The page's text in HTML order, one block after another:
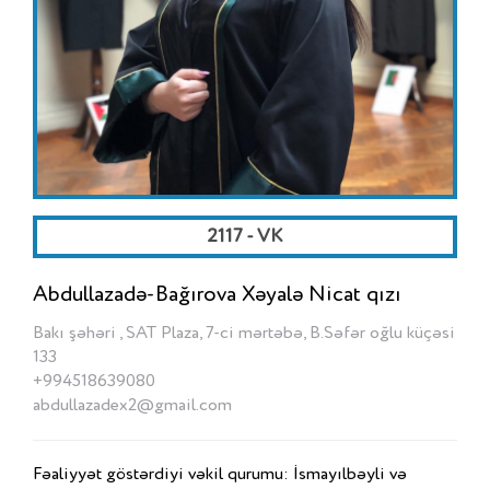
2117 - VK
Abdullazadə-Bağırova Xəyalə Nicat qızı
Bakı şəhəri , SAT Plaza, 7-ci mərtəbə, B.Səfər oğlu küçəsi
133
+994518639080
abdullazadex2@gmail.com
Fəaliyyət göstərdiyi vəkil qurumu: İsmayılbəyli və